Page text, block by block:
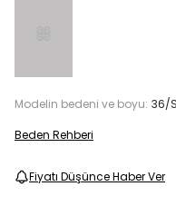
Modelin bedeni ve boyu: 36/
Beden Rehberi
Fiyatı Düşünce Haber Ver